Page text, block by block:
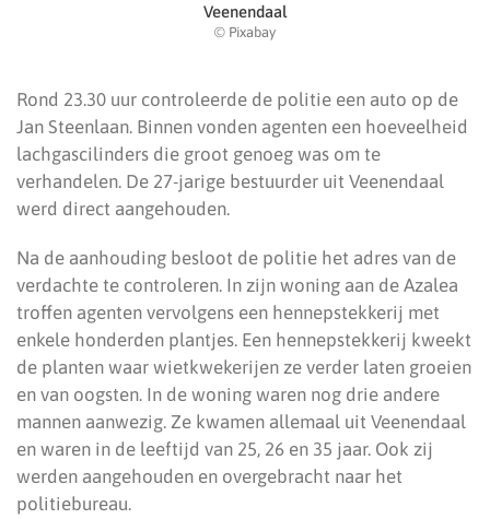
Veenendaal
© Pixabay
Rond 23.30 uur controleerde de politie een auto op de
Jan Steenlaan. Binnen vonden agenten een hoeveelheid
lachgascilinders die groot genoeg was om te
verhandelen. De 27-jarige bestuurder uit Veenendaal
werd direct aangehouden.
Na de aanhouding besloot de politie het adres van de
verdachte te controleren. In zijn woning aan de Azalea
troffen agenten vervolgens een hennepstekkerij met
enkele honderden plantjes. Een hennepstekkerij kweekt
de planten waar wietkwekerijen ze verder laten groeien
en van oogsten. In de woning waren nog drie andere
mannen aanwezig. Ze kwamen allemaal uit Veenendaal
en waren in de leeftijd van 25, 26 en 35 jaar. Ook zij
werden aangehouden en overgebracht naar het
politiebureau.